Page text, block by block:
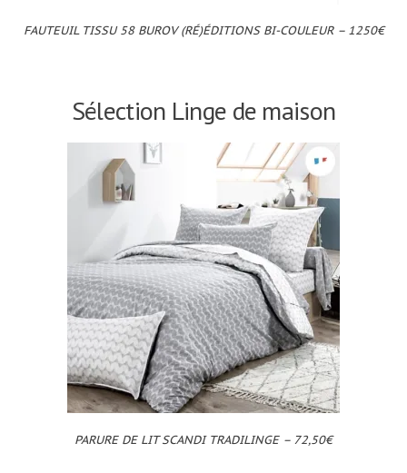
FAUTEUIL TISSU 58 BUROV (RÉ)ÉDITIONS BI-COULEUR – 1250€
Sélection Linge de maison
PARURE DE LIT SCANDI TRADILINGE – 72,50€